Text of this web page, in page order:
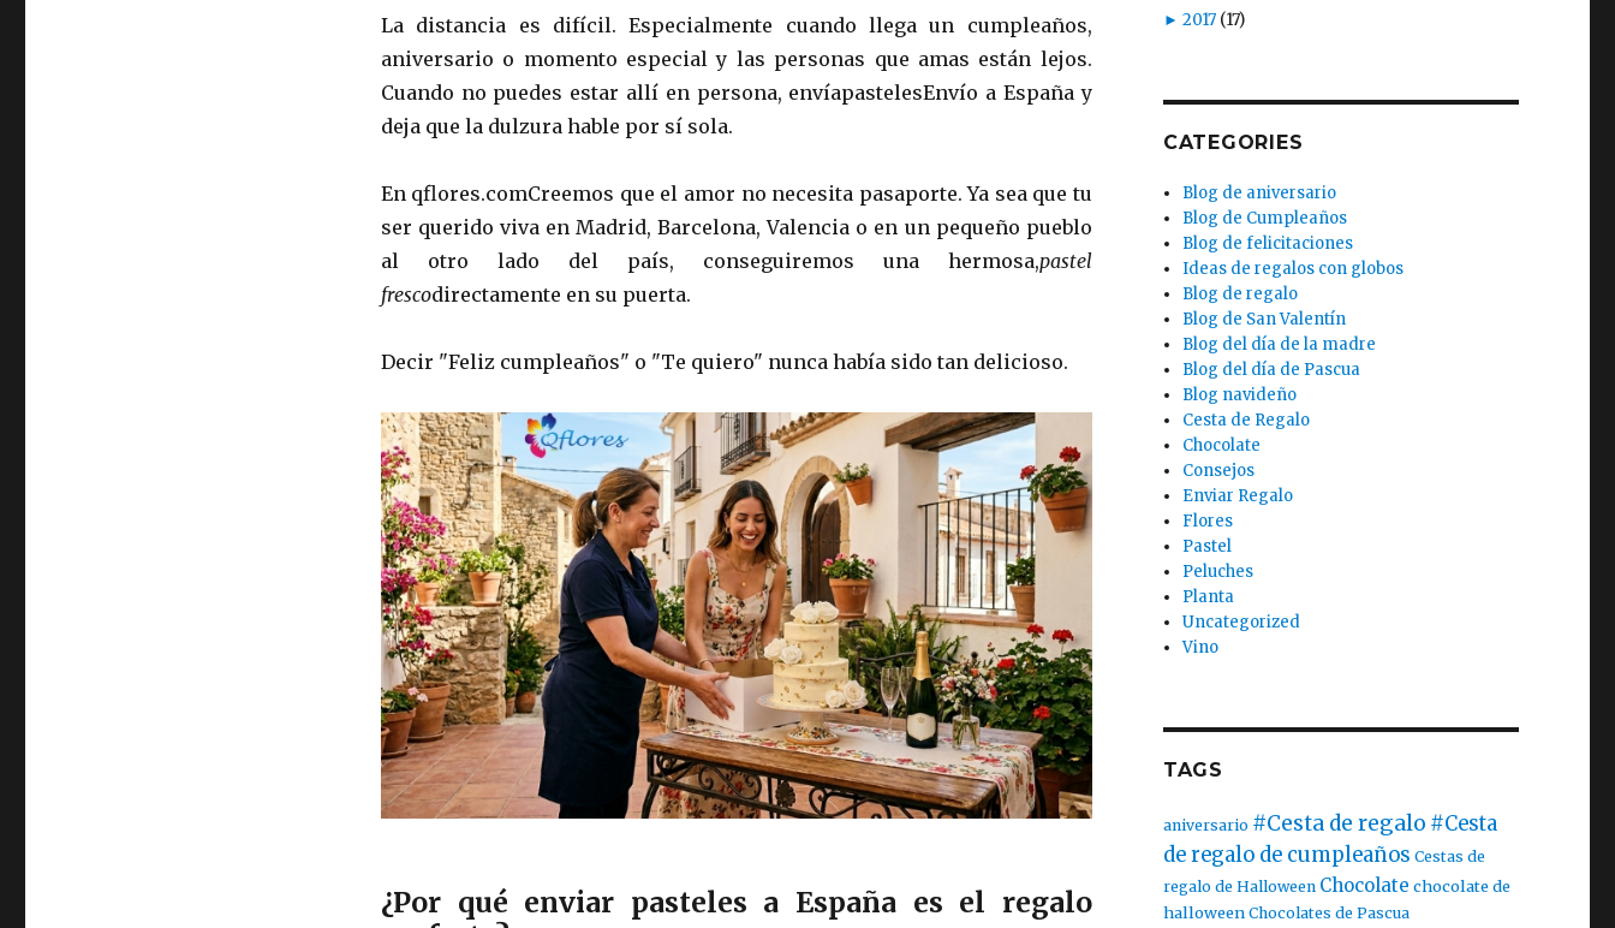
La distancia es difícil. Especialmente cuando llega un cumpleaños,
aniversario o momento especial y las personas que amas están lejos.
Cuando no puedes estar allí en persona, envíapastelesEnvío a España y
deja que la dulzura hable por sí sola.
En qflores.comCreemos que el amor no necesita pasaporte. Ya sea que tu
ser querido viva en Madrid, Barcelona, ​​Valencia o en un pequeño pueblo
al otro lado del país, conseguiremos una hermosa,pastel
frescodirectamente en su puerta.
Decir "Feliz cumpleaños" o "Te quiero" nunca había sido tan delicioso.
¿Por qué enviar pasteles a España es el regalo
► 2017 (17)
CATEGORIES
Blog de aniversario
Blog de Cumpleaños
Blog de felicitaciones
Ideas de regalos con globos
Blog de regalo
Blog de San Valentín
Blog del día de la madre
Blog del día de Pascua
Blog navideño
Cesta de Regalo
Chocolate
Consejos
Enviar Regalo
Flores
Pastel
Peluches
Planta
Uncategorized
Vino
TAGS
aniversario #Cesta de regalo #Cesta
de regalo de cumpleaños Cestas de
regalo de Halloween Chocolate chocolate de
halloween Chocolates de Pascua